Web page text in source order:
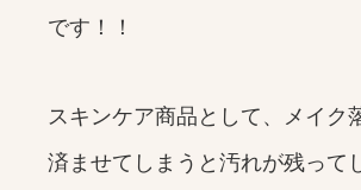
です！！
スキンケア商品として、メイク
済ませてしまうと汚れが残って